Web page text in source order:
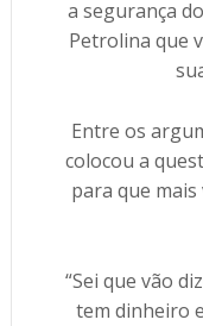
a segurança
Petrolina que
Entre os
colocou a
para que
“Sei que vão
tem dinheiro